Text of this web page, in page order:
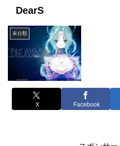
DearS
未分類
X Facebook